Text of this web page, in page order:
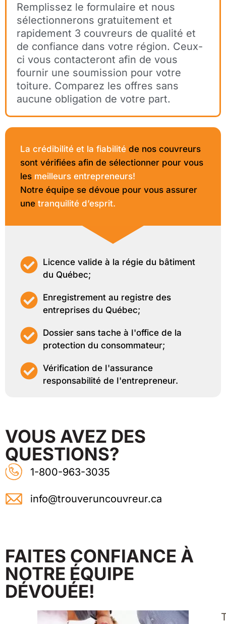
Remplissez le formulaire et nous
sélectionnerons gratuitement et
rapidement 3 couvreurs de qualité et
de confiance dans votre région. Ceux-
ci vous contacteront afin de vous
fournir une soumission pour votre
toiture. Comparez les offres sans
aucune obligation de votre part.
La crédibilité et la fiabilité de nos couvreurs
sont vérifiées afin de sélectionner pour vous
les meilleurs entrepreneurs!
Notre équipe se dévoue pour vous assurer
une tranquilité d’esprit.
Licence valide à la régie du bâtiment
du Québec;
Enregistrement au registre des
entreprises du Québec;
Dossier sans tache à I'office de la
protection du consommateur;
Vérification de I'assurance
responsabilité de I'entrepreneur.
VOUS AVEZ DES
QUESTIONS?
1-800-963-3035
info@trouveruncouvreur.ca
FAITES CONFIANCE À
NOTRE ÉQUIPE
DÉVOUÉE!